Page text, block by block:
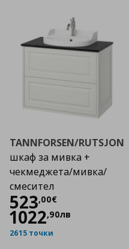
TANNFORSEN/RUTSJON
шкаф за мивка +
чекмеджета/мивка/
смесител
523,00€
Цена
1022,90лв
2615 точки